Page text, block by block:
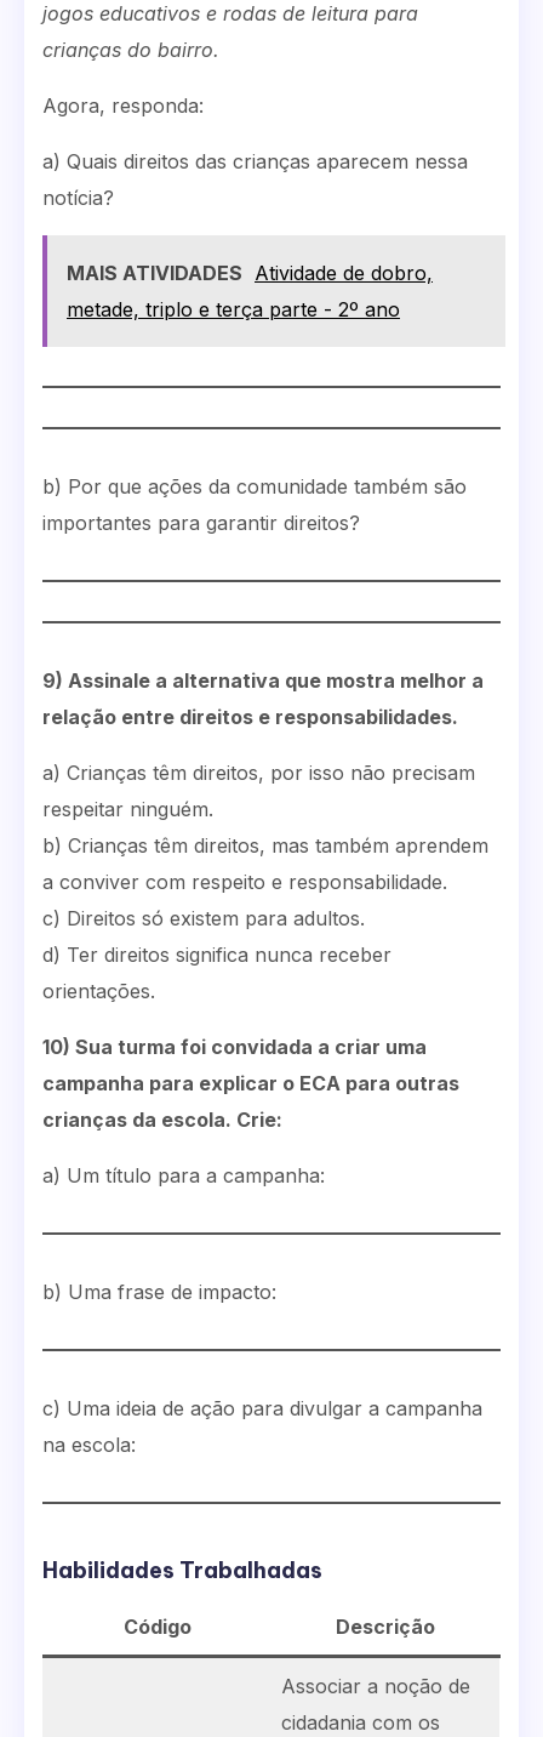
jogos educativos e rodas de leitura para
crianças do bairro.
Agora, responda:
a) Quais direitos das crianças aparecem nessa
notícia?
MAIS ATIVIDADES Atividade de dobro,
metade, triplo e terça parte - 2º ano
b) Por que ações da comunidade também são
importantes para garantir direitos?
9) Assinale a alternativa que mostra melhor a
relação entre direitos e responsabilidades.
a) Crianças têm direitos, por isso não precisam
respeitar ninguém.
b) Crianças têm direitos, mas também aprendem
a conviver com respeito e responsabilidade.
c) Direitos só existem para adultos.
d) Ter direitos significa nunca receber
orientações.
10) Sua turma foi convidada a criar uma
campanha para explicar o ECA para outras
crianças da escola. Crie:
a) Um título para a campanha:
b) Uma frase de impacto:
c) Uma ideia de ação para divulgar a campanha
na escola:
Habilidades Trabalhadas
Código Descrição
Associar a noção de
cidadania com os